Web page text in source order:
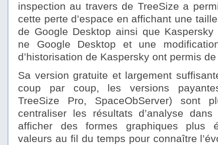
inspection au travers de TreeSize a
cette perte d’espace en affichant une
de Google Desktop ainsi que
ne Google Desktop et une
d’historisation de Kaspersky ont permis
Sa version gratuite et largement
coup par coup, les versions
TreeSize Pro, SpaceObServer) sont
centraliser les résultats d’analyse
afficher des formes graphiques plus
valeurs au fil du temps pour connaître